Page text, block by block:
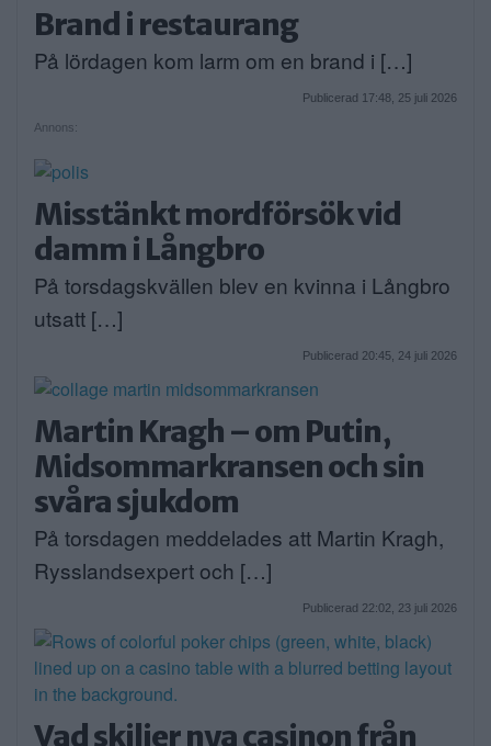
Brand i restaurang
På lördagen kom larm om en brand i […]
Publicerad 17:48, 25 juli 2026
Annons:
Misstänkt mordförsök vid
damm i Långbro
På torsdagskvällen blev en kvinna i Långbro
utsatt […]
Publicerad 20:45, 24 juli 2026
Martin Kragh – om Putin,
Midsommarkransen och sin
svåra sjukdom
På torsdagen meddelades att Martin Kragh,
Rysslandsexpert och […]
Publicerad 22:02, 23 juli 2026
Vad skiljer nya casinon från